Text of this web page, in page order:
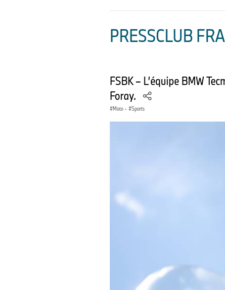
PRESSCLUB
FSBK – L’équipe BMW
Foray.
Moto · Sports